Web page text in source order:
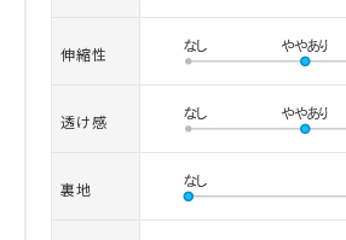
伸縮性
透け感
裏地